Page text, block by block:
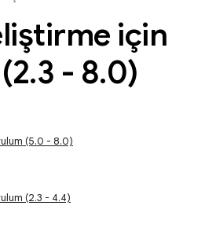
için
.3 - 8.0)
(5.0 - 8.0)
(2.3 - 4.4)